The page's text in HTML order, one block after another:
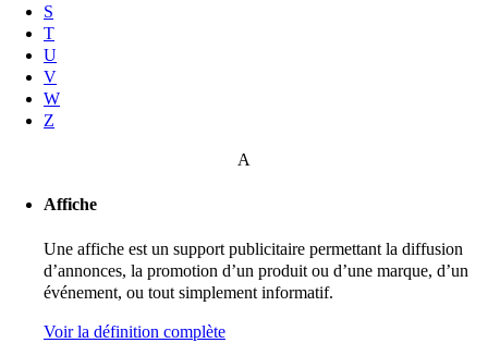
S
T
U
V
W
Z
A
Affiche
Une affiche est un support publicitaire permettant la diffusion
d’annonces, la promotion d’un produit ou d’une marque, d’un
événement, ou tout simplement informatif.
Voir la définition complète